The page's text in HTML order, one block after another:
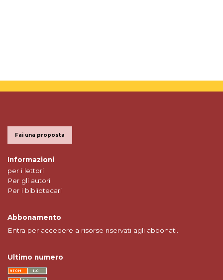
Fai una proposta
Informazioni
per i lettori
Per gli autori
Per i bibliotecari
Abbonamento
Entra per accedere a risorse riservati agli abbonati.
Ultimo numero